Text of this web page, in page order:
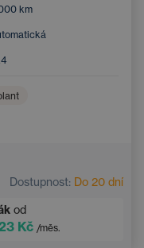
km
Dostupnost: Do 20 dní
od
Kč /měs.